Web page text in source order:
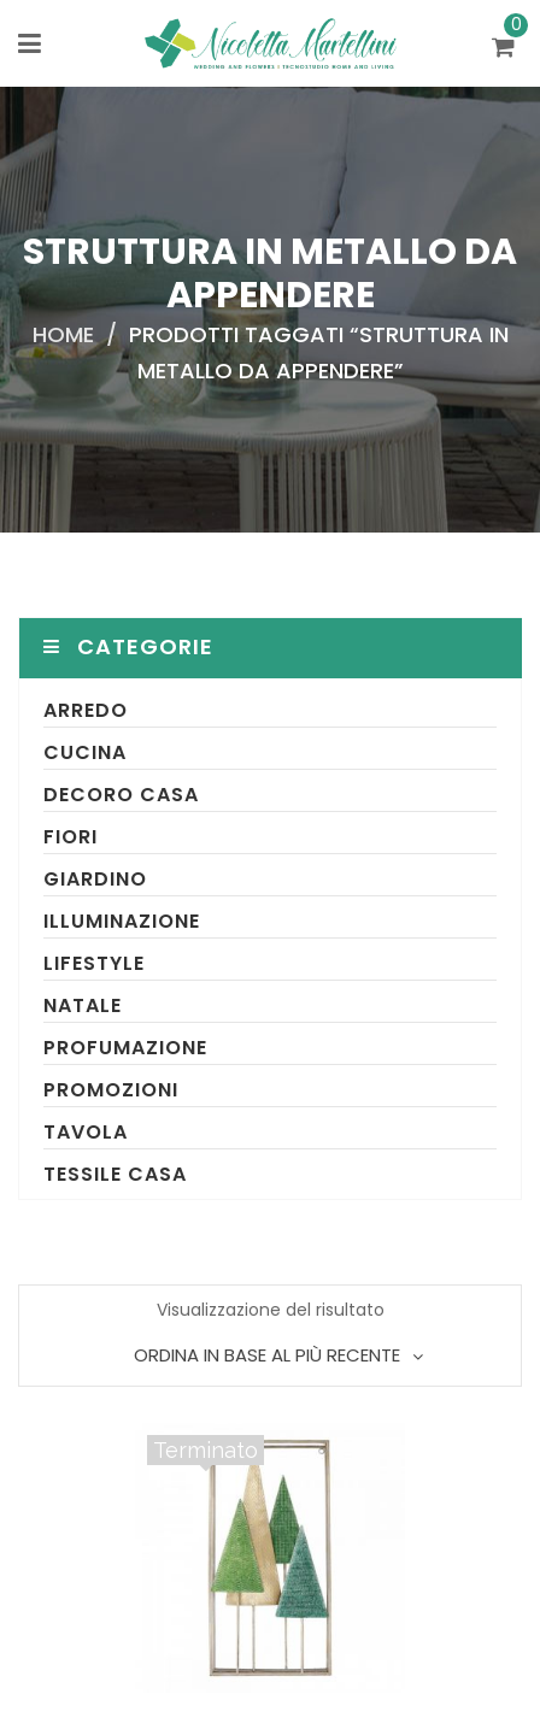
0
STRUTTURA IN METALLO DA
APPENDERE
HOME / PRODOTTI TAGGATI “STRUTTURA IN
METALLO DA APPENDERE”
CATEGORIE
ARREDO
CUCINA
DECORO CASA
FIORI
GIARDINO
ILLUMINAZIONE
LIFESTYLE
NATALE
PROFUMAZIONE
PROMOZIONI
TAVOLA
TESSILE CASA
Visualizzazione del risultato
ORDINA IN BASE AL PIÙ RECENTE
Terminato